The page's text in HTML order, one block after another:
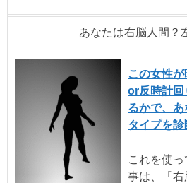
あなたは右脳人間？
この女性が
or反時計回
るかで、
タイプを診
これを使っ
事は、「右